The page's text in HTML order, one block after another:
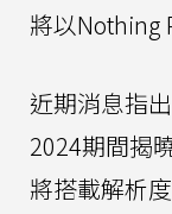
將以Nothing
近期消息指
2024期間揭
將搭載解析